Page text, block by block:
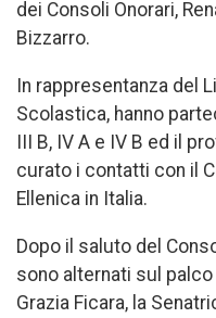
dei Consoli Onorari,
Bizzarro.
In rappresentanza del
Scolastica, hanno
III B, IV A e IV B ed il
curato i contatti con il
Ellenica in Italia.
Dopo il saluto del
sono alternati sul
Grazia Ficara, la